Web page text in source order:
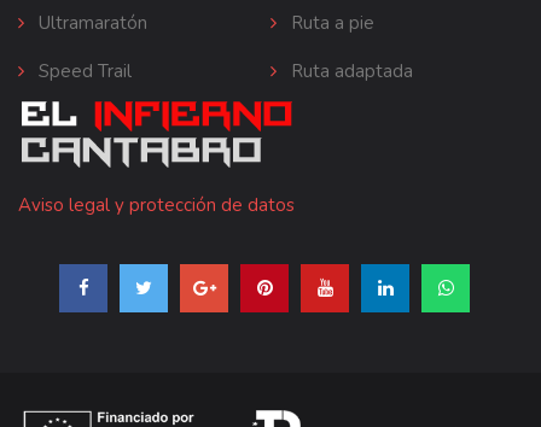
Ultramaratón
Ruta a pie
Speed Trail
Ruta adaptada
Aviso legal y protección de datos